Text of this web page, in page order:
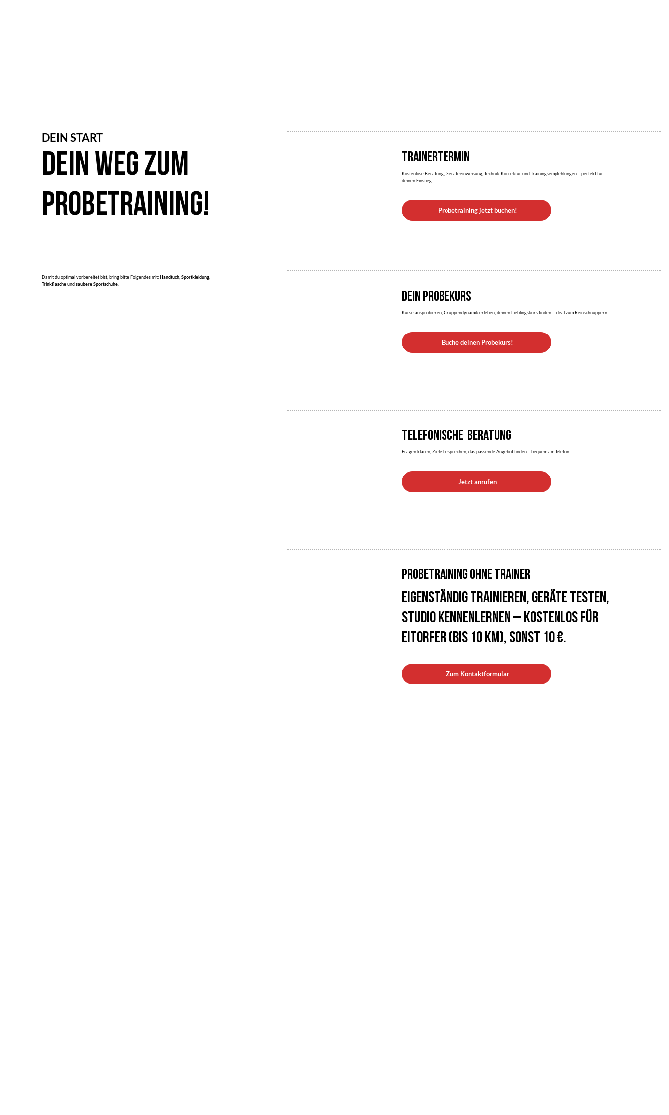
TRAINERTERMIN
Kostenlose Beratung, Geräteeinweisung, Technik-Korrektur und Trainingsempfehlungen – perfekt für
deinen Einstieg.
Probetraining jetzt buchen!
DEIN PROBEKURS
Kurse ausprobieren, Gruppendynamik erleben, deinen Lieblingskurs finden – ideal zum Reinschnuppern.
Buche deinen Probekurs!
TELEFONISCHE BERATUNG
Fragen klären, Ziele besprechen, das passende Angebot finden – bequem am Telefon.
Jetzt anrufen
PROBETRAINING OHNE TRAINER
Eigenständig trainieren, Geräte testen,
Studio kennenlernen – kostenlos für
Eitorfer (bis 10 km), sonst 10 €.
Zum Kontaktformular
DEIN START
Dein Weg zum
Probetraining!
Damit du optimal vorbereitet bist, bring bitte Folgendes mit: Handtuch,Sportkleidung,
Trinkflascheund saubere Sportschuhe.